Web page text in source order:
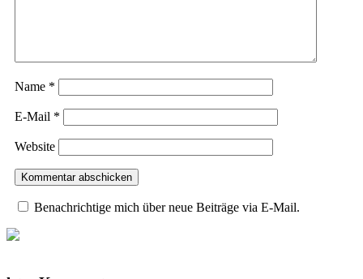
Name *
E-Mail *
Website
Benachrichtige mich über neue Beiträge via E-Mail.